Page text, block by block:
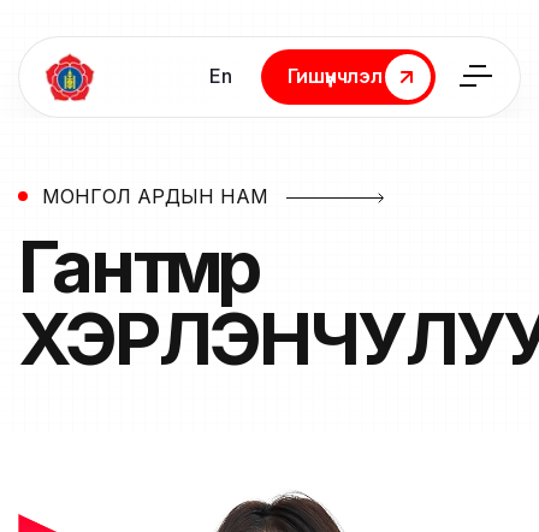
En
Гишүүнчлэл
Гишүүнчлэл
МОНГОЛ АРДЫН НАМ
Гантөмөр